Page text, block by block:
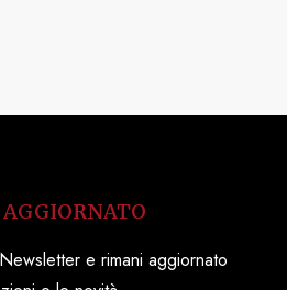
e rimani aggiornato